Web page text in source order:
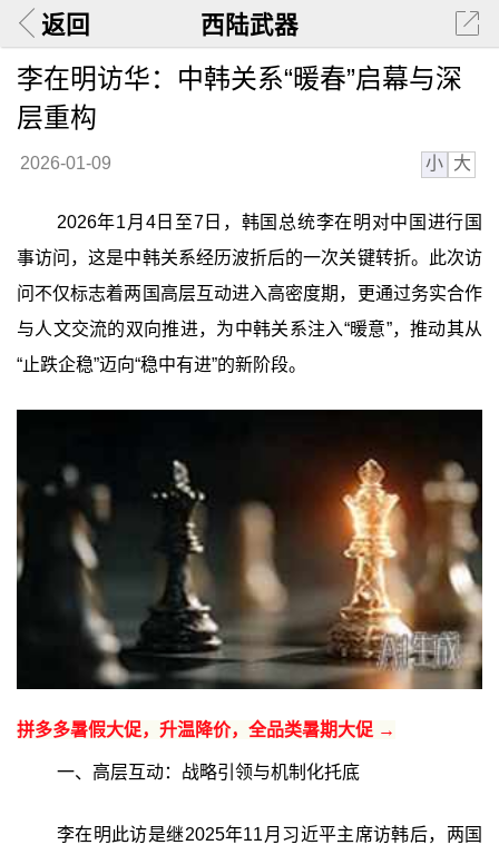
返回 西陆武器
李在明访华：中韩关系“暖春”启幕与深
层重构
2026-01-09 小 大
2026年1月4日至7日，韩国总统李在明对中国进行国
事访问，这是中韩关系经历波折后的一次关键转折。此次访
问不仅标志着两国高层互动进入高密度期，更通过务实合作
与人文交流的双向推进，为中韩关系注入“暖意”，推动其从
“止跌企稳”迈向“稳中有进”的新阶段。
拼多多暑假大促，升温降价，全品类暑期大促 →
一、高层互动：战略引领与机制化托底
李在明此访是继2025年11月习近平主席访韩后，两国